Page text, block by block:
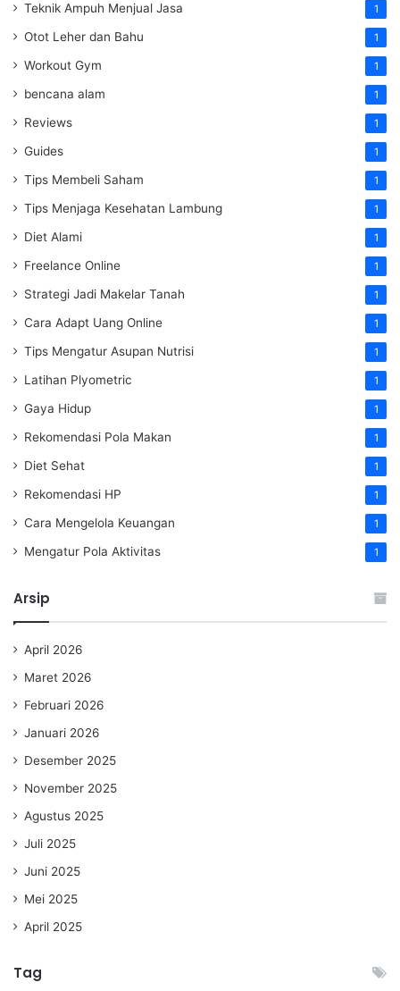
Teknik Ampuh Menjual Jasa 1
Otot Leher dan Bahu 1
Workout Gym 1
bencana alam 1
Reviews 1
Guides 1
Tips Membeli Saham 1
Tips Menjaga Kesehatan Lambung 1
Diet Alami 1
Freelance Online 1
Strategi Jadi Makelar Tanah 1
Cara Adapt Uang Online 1
Tips Mengatur Asupan Nutrisi 1
Latihan Plyometric 1
Gaya Hidup 1
Rekomendasi Pola Makan 1
Diet Sehat 1
Rekomendasi HP 1
Cara Mengelola Keuangan 1
Mengatur Pola Aktivitas 1
Arsip
April 2026
Maret 2026
Februari 2026
Januari 2026
Desember 2025
November 2025
Agustus 2025
Juli 2025
Juni 2025
Mei 2025
April 2025
Tag